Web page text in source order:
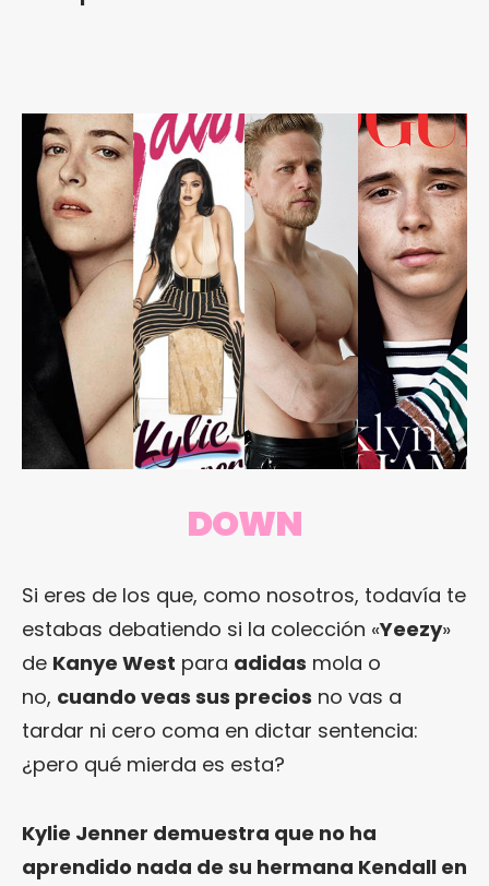
DOWN
Si eres de los que, como nosotros, todavía te
estabas debatiendo si la colección «Yeezy»
de Kanye West para adidas mola o
no, cuando veas sus precios no vas a
tardar ni cero coma en dictar sentencia:
¿pero qué mierda es esta?
Kylie Jenner demuestra que no ha
aprendido nada de su hermana Kendall en